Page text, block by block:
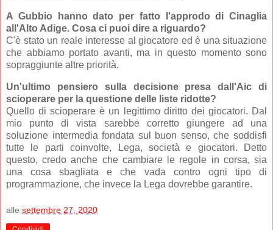
A Gubbio hanno dato per fatto l'approdo di Cinaglia
all'Alto Adige. Cosa ci puoi dire a riguardo?
C'è stato un reale interesse al giocatore ed è una situazione
che abbiamo portato avanti, ma in questo momento sono
sopraggiunte altre priorità.
Un'ultimo pensiero sulla decisione presa dall'Aic di
scioperare per la questione delle liste ridotte?
Quello di scioperare è un legittimo diritto dei giocatori. Dal
mio punto di vista sarebbe corretto giungere ad una
soluzione intermedia fondata sul buon senso, che soddisfi
tutte le parti coinvolte, Lega, società e giocatori. Detto
questo, credo anche che cambiare le regole in corsa, sia
una cosa sbagliata e che vada contro ogni tipo di
programmazione, che invece la Lega dovrebbe garantire.
alle settembre 27, 2020